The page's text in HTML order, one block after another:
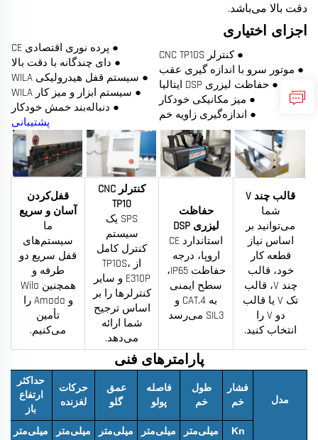
دقت بالا می‌باشد.
اجزای اختیاری
● کنترلر CNC TP10S
● موتور سرو با اندازه گیری عقب
● حفاظت لیزری DSP ایتالیا
● میز مکانیکی خودکار
● اندازه‌گیری زاویه خم
● پرده نوری اقتصادی CE
● دای چندگانه با دقت بالا
● سیستم قفل هیدرولیکی WILA
● سیستم ابزار و میز کار WILA
● دنباله‌بند خمش خودکار
پشتیبانی
قالب چند V
شما
می‌توانید بر
اساس نیاز
قطعه کار
خود، قالب
چند V، قالب
تک V یا قالب
دو V را
انتخاب کنید.
حفاظت
لیزری DSP
استاندارد CE
اروپا، درجه
حفاظت IP65،
سطح ایمنی
به CAT.4 و
SIL3 می‌رسد
کنترلر CNC
TP10
SPS یک
سیستم
کنترل کامل
از TP10S،
E310P و سایر
کنترلرها را بر
اساس ترجیح
شما ارائه
می‌دهد.
قفل‌کردن
آسان و سریع
ما
سیستم‌های
قفل سریع دو
طرفه و
همچنین Wila
و Amada را
تأمین
می‌کنیم.
پارامترهای فنی
مدل
فشار
خم
طول
خم
فاصله
پولو
عمق
گلو
حرکات
لغزنده
حداکثر
ارتفاع
باز
Kn میلی‌متر میلی‌متر میلی‌متر میلی‌متر میلی‌متر